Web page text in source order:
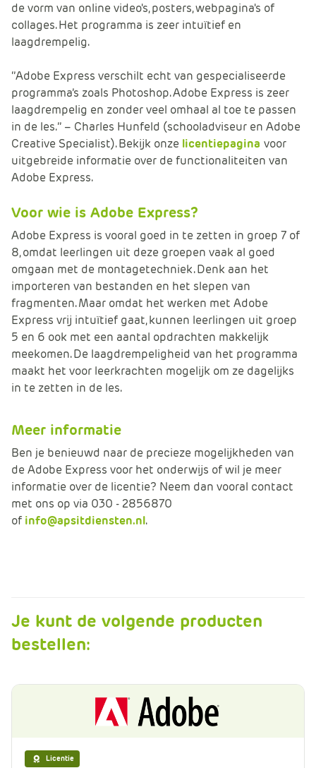
de vorm van online video's, posters, webpagina's of
collages. Het programma is zeer intuïtief en
laagdrempelig.
‘’Adobe Express verschilt echt van gespecialiseerde
programma’s zoals Photoshop. Adobe Express is zeer
laagdrempelig en zonder veel omhaal al toe te passen
in de les.’’ – Charles Hunfeld (schooladviseur en Adobe
Creative Specialist). Bekijk onze licentiepagina voor
uitgebreide informatie over de functionaliteiten van
Adobe Express.
Voor wie is Adobe Express?
Adobe Express is vooral goed in te zetten in groep 7 of
8, omdat leerlingen uit deze groepen vaak al goed
omgaan met de montagetechniek. Denk aan het
importeren van bestanden en het slepen van
fragmenten. Maar omdat het werken met Adobe
Express vrij intuïtief gaat, kunnen leerlingen uit groep
5 en 6 ook met een aantal opdrachten makkelijk
meekomen. De laagdrempeligheid van het programma
maakt het voor leerkrachten mogelijk om ze dagelijks
in te zetten in de les.
Meer informatie
Ben je benieuwd naar de precieze mogelijkheden van
de Adobe Express voor het onderwijs of wil je meer
informatie over de licentie? Neem dan vooral contact
met ons op via 030 - 2856870
of info@apsitdiensten.nl.
Je kunt de volgende producten
bestellen:
Licentie